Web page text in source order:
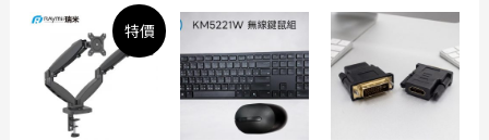
特價
原
始
價
格：
目
前
價